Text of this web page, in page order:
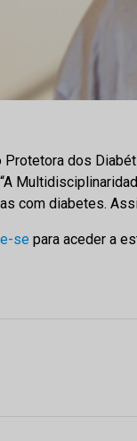
Protetora dos
com diabetes.
se para aceder a